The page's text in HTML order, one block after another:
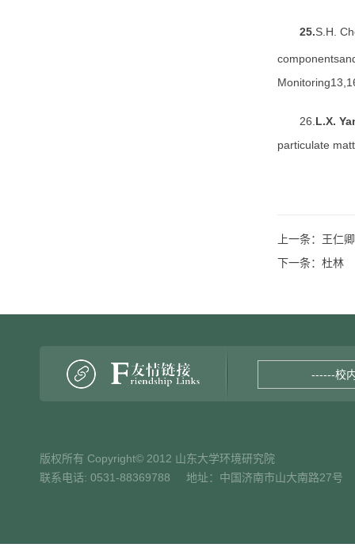
25.S.H.
26. L.X.
particulate
上一条： 王仁卿
下一条： 杜林
------校
版权所有 Copyright© 2012 山东大学环境研究院
联系电话: 0531-88369788 地址：中国济南市山大南路27号